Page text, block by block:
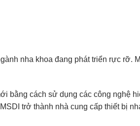
nha khoa đang phát triển rực rỡ.
bằng cách sử dụng các công nghệ
trở thành nhà cung cấp thiết bị